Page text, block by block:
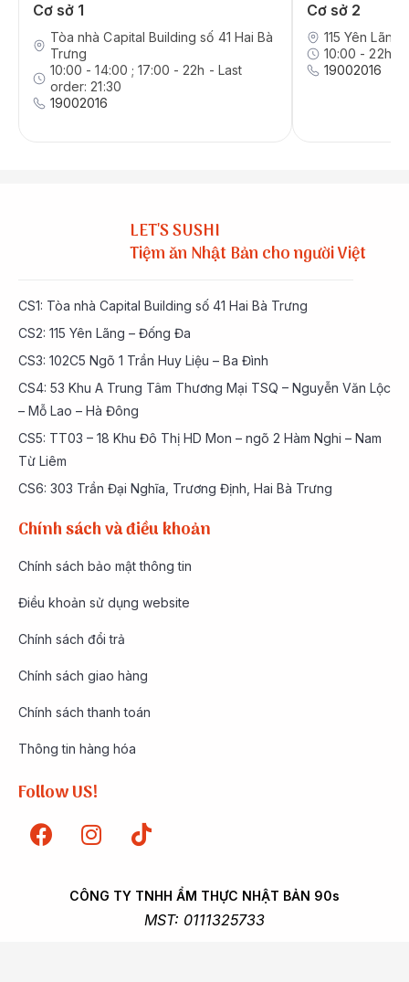
Cơ sở 1
Tòa nhà Capital Building số 41 Hai Bà
Trưng
10:00 - 14:00 ; 17:00 - 22h - Last
order: 21:30
19002016
Cơ sở 2
115 Yên
10:00 - 22h -
19002016
LET'S SUSHI
Tiệm ăn Nhật Bản cho người Việt
CS1: Tòa nhà Capital Building số 41 Hai Bà Trưng
CS2: 115 Yên Lãng – Đống Đa
CS3: 102C5 Ngõ 1 Trần Huy Liệu – Ba Đình
CS4: 53 Khu A Trung Tâm Thương Mại TSQ – Nguyễn Văn Lộc
– Mỗ Lao – Hà Đông
CS5: TT03 – 18 Khu Đô Thị HD Mon – ngõ 2 Hàm Nghi – Nam
Từ Liêm
CS6: 303 Trần Đại Nghĩa, Trương Định, Hai Bà Trưng
Chính sách và điều khoản
Chính sách bảo mật thông tin
Điều khoản sử dụng website
Chính sách đổi trả
Chính sách giao hàng
Chính sách thanh toán
Thông tin hàng hóa
Follow US!
CÔNG TY TNHH ẨM THỰC NHẬT BẢN 90s
MST: 0111325733